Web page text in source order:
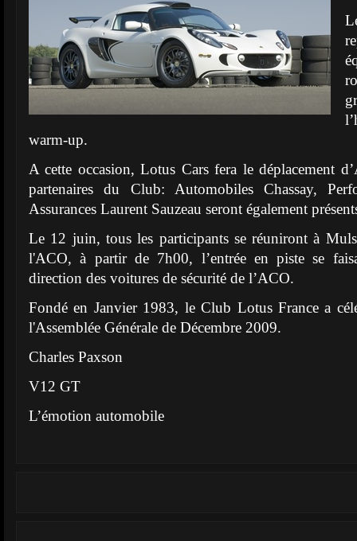
warm-up.
A cette occasion, Lotus Cars fera le déplacement
partenaires du Club: Automobiles Chassay,
Assurances Laurent Sauzeau seront également
Le 12 juin, tous les participants se réuniront à
l'ACO, à partir de 7h00, l’entrée en piste se
direction des voitures de sécurité de l’ACO.
Fondé en Janvier 1983, le Club Lotus France a
l'Assemblée Générale de Décembre 2009.
Charles Paxson
V12 GT
L’émotion automobile